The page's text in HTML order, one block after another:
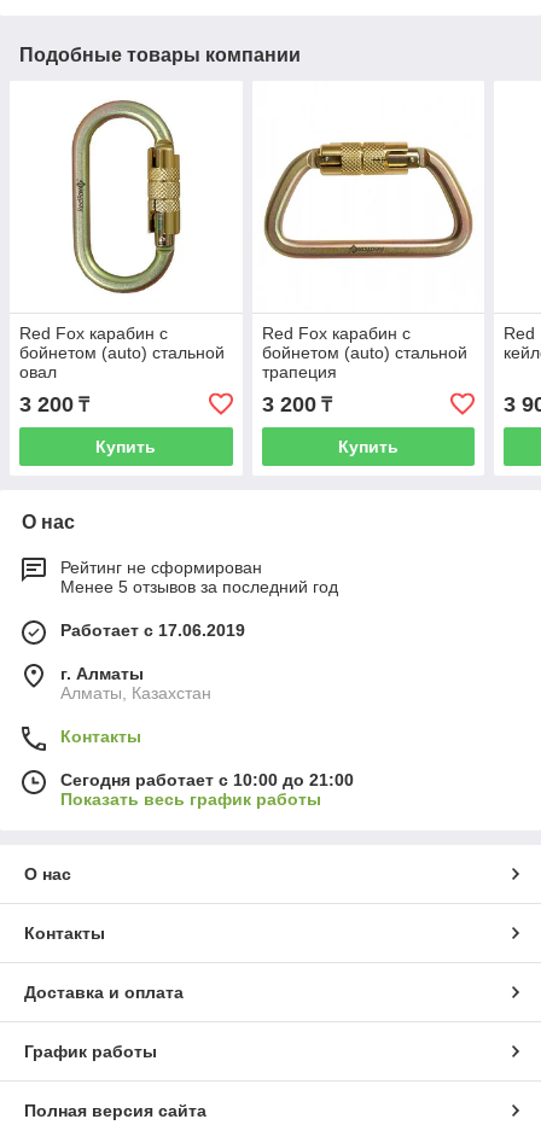
Подобные товары компании
Red Fox карабин с
бойнетом (auto) стальной
овал
3 200 ₸
Купить
Red Fox карабин с
бойнетом (auto) стальной
трапеция
3 200₸
Купить
Red
3
О нас
Рейтинг не сформирован
Менее 5 отзывов за последний год
Работает с 17.06.2019
г. Алматы
Алматы, Казахстан
Контакты
Сегодня работает с 10:00 до 21:00
Показать весь график работы
О нас
Контакты
Доставка и оплата
График работы
Полная версия сайта